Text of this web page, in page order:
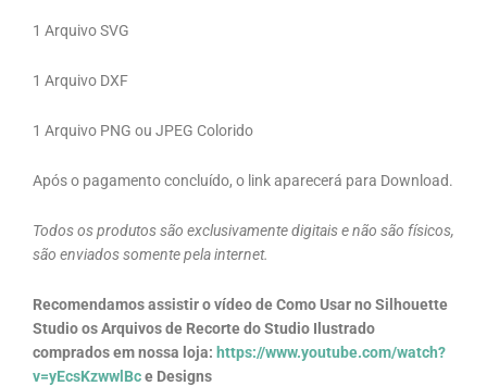
1 Arquivo SVG
1 Arquivo DXF
1 Arquivo PNG ou JPEG Colorido
Após o pagamento concluído, o link aparecerá para Download.
Todos os produtos são exclusivamente digitais e não são físicos,
são enviados somente pela internet.
Recomendamos assistir o vídeo de Como Usar no Silhouette
Studio os Arquivos de Recorte do Studio Ilustrado
comprados em nossa loja: https://www.youtube.com/watch?
v=yEcsKzwwlBce Designs